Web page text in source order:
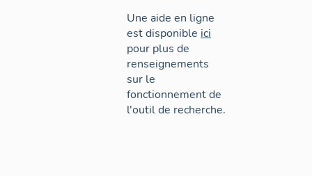
Une aide en ligne
est disponible ici
pour plus de
renseignements
sur le
fonctionnement de
l'outil de recherche.